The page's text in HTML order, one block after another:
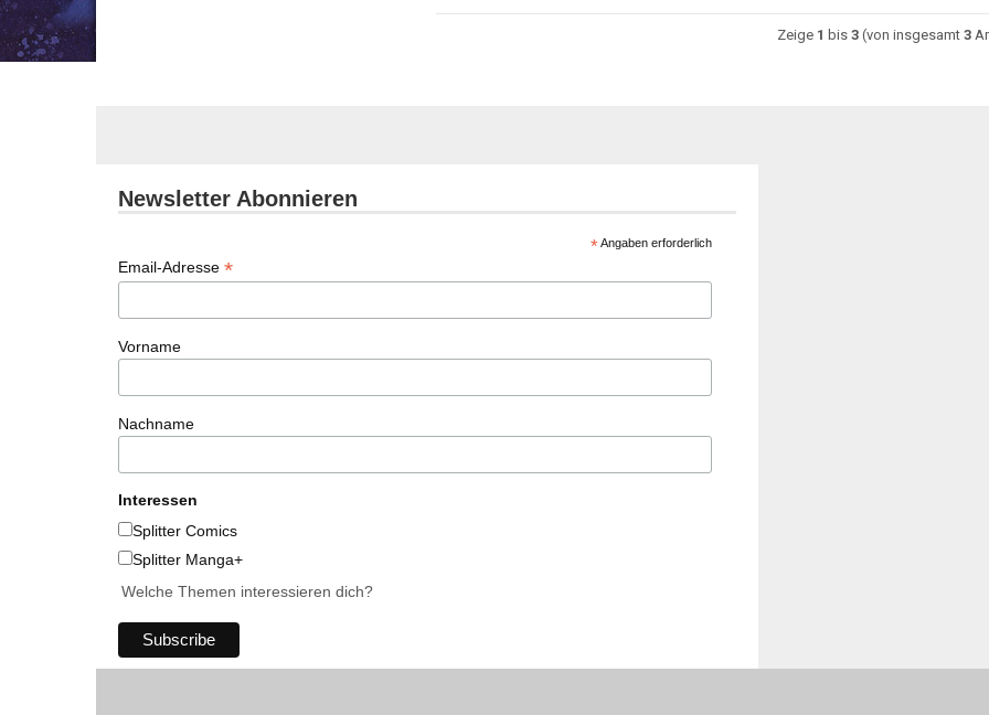
Zeige 1 bis3 (von insgesamt3
Newsletter Abonnieren
*Angaben erforderlich
Email-Adresse *
Vorname
Nachname
Interessen
Splitter Comics
Splitter Manga+
Welche Themen interessieren dich?